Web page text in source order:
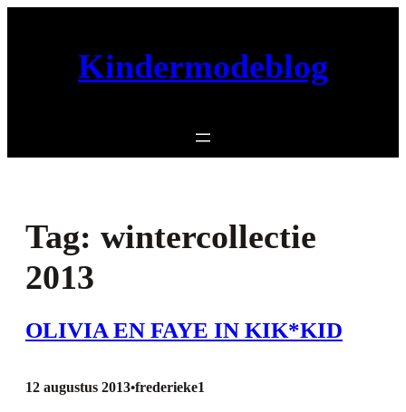
Kindermodeblog
Tag: wintercollectie
2013
OLIVIA EN FAYE IN KIK*KID
12 augustus 2013•frederieke1